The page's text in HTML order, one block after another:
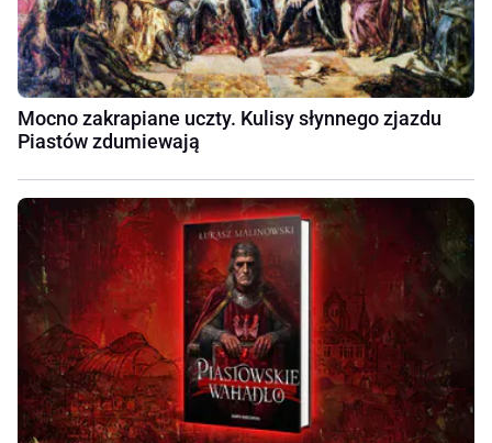
Mocno zakrapiane uczty. Kulisy słynnego zjazdu
Piastów zdumiewają